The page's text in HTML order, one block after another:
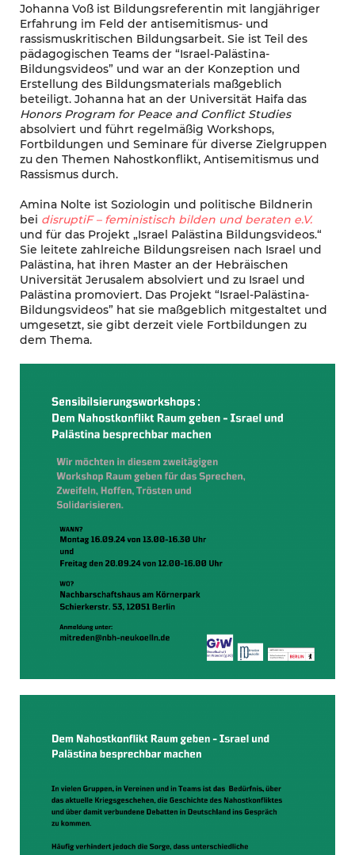
Johanna Voß ist Bildungsreferentin mit langjähriger
Erfahrung im Feld der antisemitismus- und
rassismuskritischen Bildungsarbeit. Sie ist Teil des
pädagogischen Teams der “Israel-Palästina-
Bildungsvideos” und war an der Konzeption und
Erstellung des Bildungsmaterials maßgeblich
beteiligt. Johanna hat an der Universität Haifa das
Honors Program for Peace and Conflict Studies
absolviert und führt regelmäßig Workshops,
Fortbildungen und Seminare für diverse Zielgruppen
zu den Themen Nahostkonflikt, Antisemitismus und
Rassismus durch.
Amina Nolte ist Soziologin und politische Bildnerin
bei disruptiF – feministisch bilden und beraten e.V.
und für das Projekt „Israel Palästina Bildungsvideos.“
Sie leitete zahlreiche Bildungsreisen nach Israel und
Palästina, hat ihren Master an der Hebräischen
Universität Jerusalem absolviert und zu Israel und
Palästina promoviert. Das Projekt “Israel-Palästina-
Bildungsvideos” hat sie maßgeblich mitgestaltet und
umgesetzt, sie gibt derzeit viele Fortbildungen zu
dem Thema.